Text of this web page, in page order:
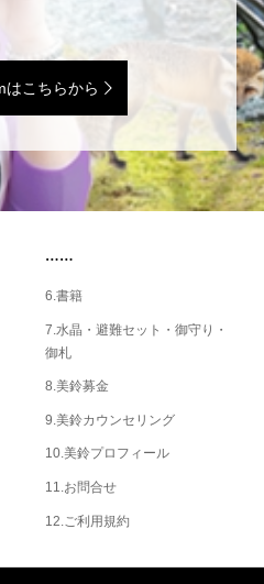
はこちらから
……
6.書籍
7.水晶・避難セット・御守り・
御札
8.美鈴募金
9.美鈴カウンセリング
10.美鈴プロフィール
11.お問合せ
12.ご利用規約